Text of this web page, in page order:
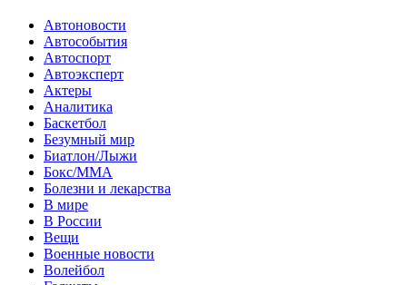
Автоновости
Автособытия
Автоспорт
Автоэксперт
Актеры
Аналитика
Баскетбол
Безумный мир
Биатлон/Лыжи
Бокс/MMA
Болезни и лекарства
В мире
В России
Вещи
Военные новости
Волейбол